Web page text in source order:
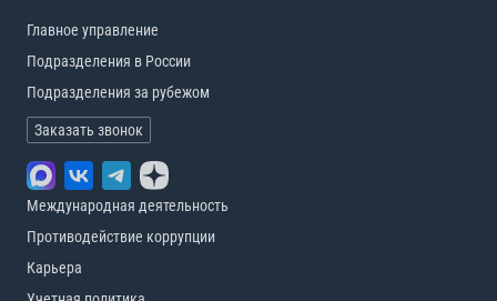
Главное управление
Подразделения в России
Подразделения за рубежом
Заказать звонок
Международная деятельность
Противодействие коррупции
Карьера